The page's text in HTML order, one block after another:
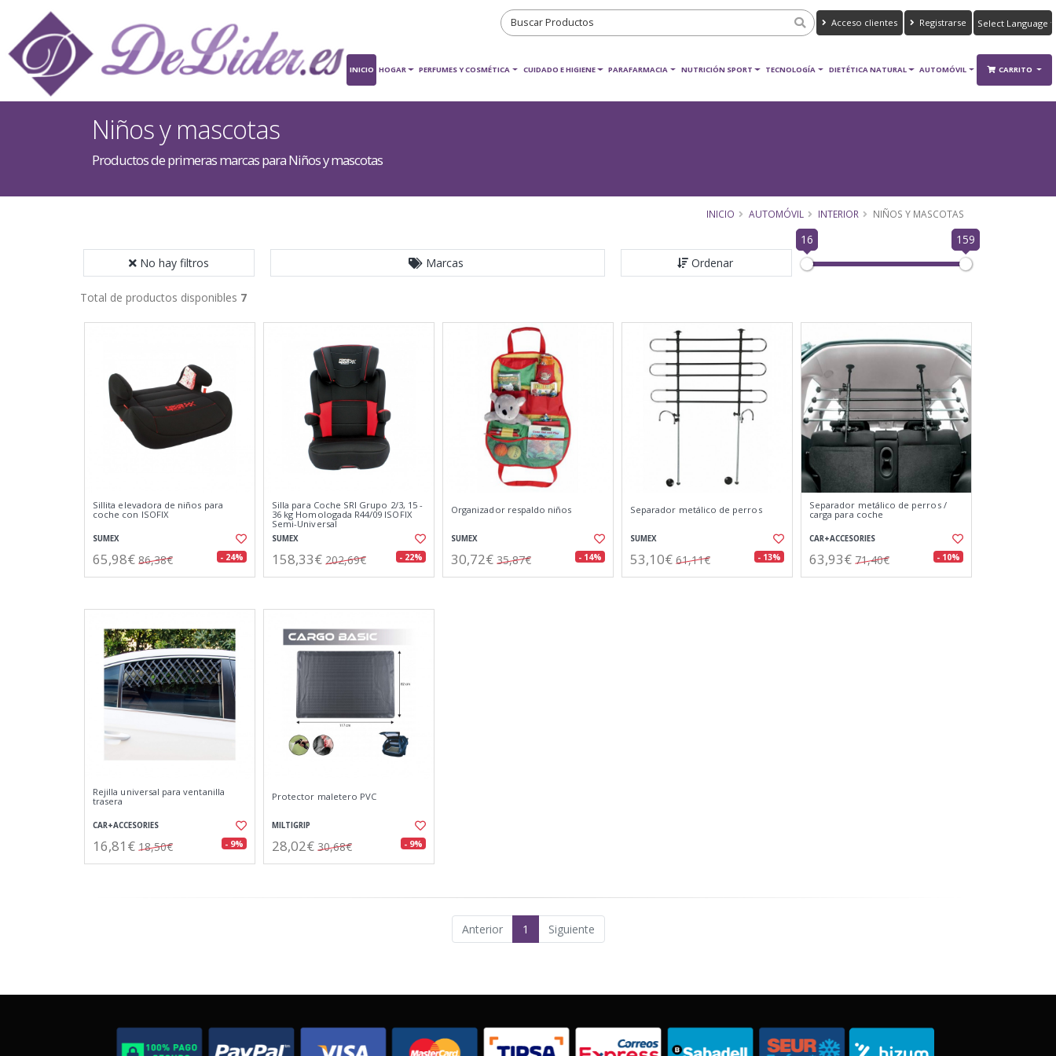
Acceso clientes Registrarse
Translate
INICIO HOGAR PERFUMES Y COSMÉTICA CUIDADO E HIGIENE PARAFARMACIA NUTRICIÓN SPORT TECNOLOGÍA DIETÉTICA NATURAL AUTOMÓVIL CARRITO
Niños y mascotas
Productos de primeras marcas para Niños y mascotas
INICIO AUTOMÓVIL INTERIOR NIÑOS Y MASCOTAS
No hay filtros Marcas Ordenar
16 159
Total de productos disponibles 7
Sillita elevadora de niños para
coche con ISOFIX
SUMEX
65,98€ 86,38€ - 24%
Silla para Coche SRI Grupo 2/3, 15 -
36 kg Homologada R44/09 ISOFIX
Semi-Universal
SUMEX
158,33€ 202,69€ - 22%
Organizador respaldo niños
SUMEX
30,72€ 35,87€ - 14%
Separador metálico de perros
SUMEX
53,10€ 61,11€ - 13%
Separador metálico de perros /
carga para coche
CAR+ACCESORIES
63,93€ 71,40€ - 10%
Rejilla universal para ventanilla
trasera
CAR+ACCESORIES
16,81€ 18,50€ - 9%
Protector maletero PVC
MILTIGRIP
28,02€ 30,68€ - 9%
Anterior 1 Siguiente